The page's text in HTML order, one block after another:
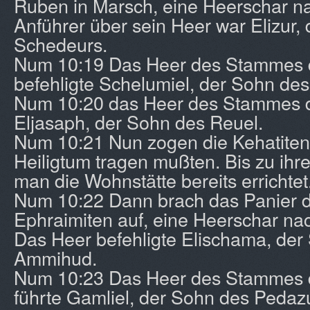
Anführer über sein Heer war Elizur,
Schedeurs.
Num 10:19 Das Heer des
befehligte Schelumiel, der Sohn
Num 10:20 das Heer des Stammes
Eljasaph, der Sohn des Reuel.
Num 10:21 Nun zogen die
Heiligtum tragen mußten. Bis zu
man die Wohnstätte bereits
Num 10:22 Dann brach das Panier
Ephraimiten auf, eine Heerschar
Das Heer befehligte Elischama,
Ammihud.
Num 10:23 Das Heer des
führte Gamliel, der Sohn des